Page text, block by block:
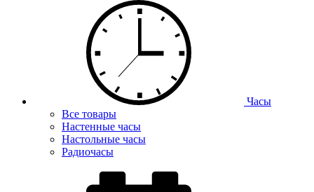
Часы
Все товары
Настенные часы
Настольные часы
Радиочасы